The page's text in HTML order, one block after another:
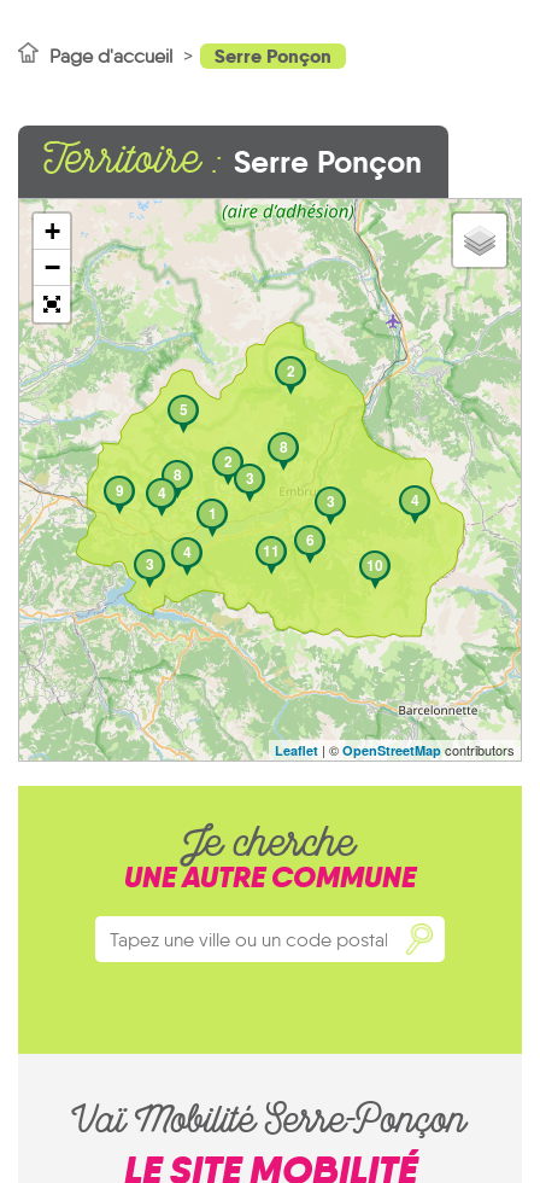
Page d'accueil Serre Ponçon
Territoire : Serre Ponçon
4
6
2
9 4
11
8
10
4
2
3
5
8
3
3
1
+
−
Leaflet | © OpenStreetMap contributors
Je cherche
UNE AUTRE COMMUNE
Vaï Mobilité Serre-Ponçon
LE SITE MOBILITÉ